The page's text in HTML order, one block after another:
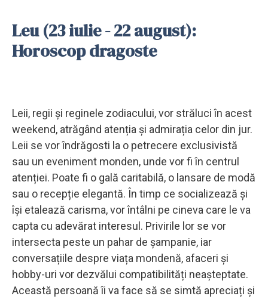
Leu (23 iulie - 22 august):
Horoscop dragoste
Leii, regii și reginele zodiacului, vor străluci în acest
weekend, atrăgând atenția și admirația celor din jur.
Leii se vor îndrăgosti la o petrecere exclusivistă
sau un eveniment monden, unde vor fi în centrul
atenției. Poate fi o gală caritabilă, o lansare de modă
sau o recepție elegantă. În timp ce socializează și
își etalează carisma, vor întâlni pe cineva care le va
capta cu adevărat interesul. Privirile lor se vor
intersecta peste un pahar de șampanie, iar
conversațiile despre viața mondenă, afaceri și
hobby-uri vor dezvălui compatibilități neașteptate.
Această persoană îi va face să se simtă apreciați și